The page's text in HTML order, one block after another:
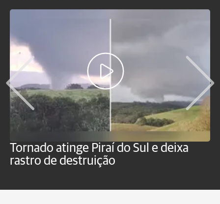
Tornado atinge Piraí do Sul e deixa
rastro de destruição